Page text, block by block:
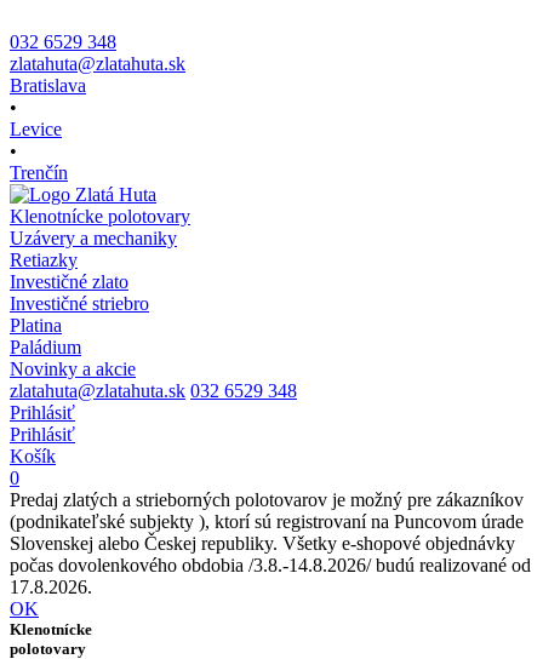
032 6529 348
zlatahuta@zlatahuta.sk
Bratislava
•
Levice
•
Trenčín
Klenotnícke polotovary
Uzávery a mechaniky
Retiazky
Investičné zlato
Investičné striebro
Platina
Paládium
Novinky a akcie
zlatahuta@zlatahuta.sk 032 6529 348
Prihlásiť
Prihlásiť
Košík
0
Predaj zlatých a strieborných polotovarov je možný pre zákazníkov
(podnikateľské subjekty ), ktorí sú registrovaní na Puncovom úrade
Slovenskej alebo Českej republiky. Všetky e-shopové objednávky
počas dovolenkového obdobia /3.8.-14.8.2026/ budú realizované od
17.8.2026.
OK
Klenotnícke
polotovary